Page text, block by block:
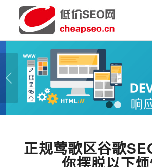
正规莺歌区谷歌